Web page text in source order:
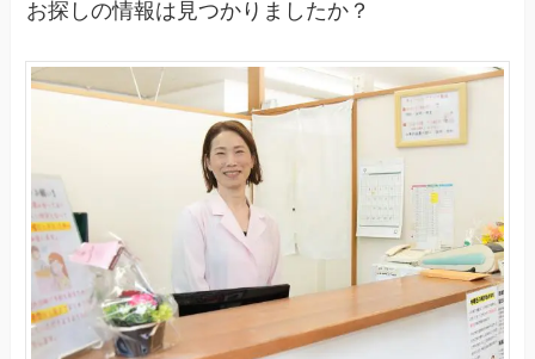
お探しの情報は見つかりましたか？